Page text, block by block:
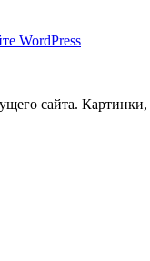
WordPress
сайта.